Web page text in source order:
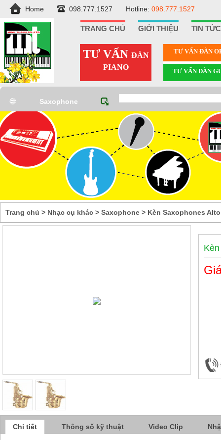
Home 098.777.1527 Hotline: 098.777.1527
TRANG CHỦ GIỚI THIỆU TIN TỨC
TƯ VẤN ĐÀN
PIANO
TƯ VẤN ÐÀN
TƯ VẤN ÐÀN
Saxophone
Trang chủ > Nhạc cụ khác > Saxophone > Kèn Saxophones
Chi tiết Thông số kỹ thuật Video Clip